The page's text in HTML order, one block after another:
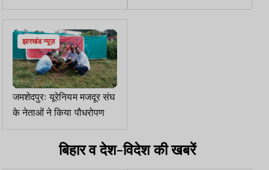
की सजा
का उद्घाटन 29 को
झारखंड न्यूज़
जमशेदपुरः यूरेनियम मजदूर संघ
के नेताओं ने किया पौधरोपण
बिहार व देश-विदेश की खबरें